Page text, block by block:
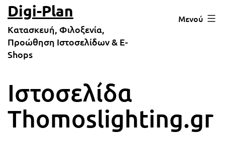
Μετάβαση
σε
περιεχόμενο
Digi-Plan
Κατασκευή, Φιλοξενία,
Προώθηση Ιστοσελίδων & E-
Shops
Μενού
Ιστοσελίδα
Thomoslighting.gr